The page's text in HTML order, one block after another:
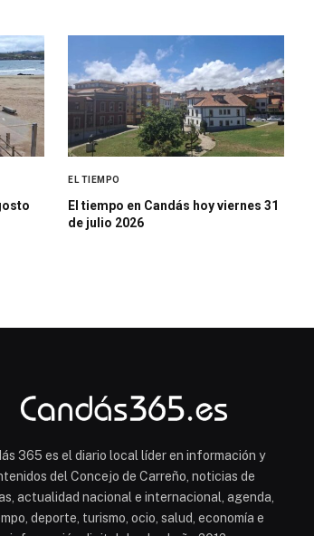
EL TIEMPO
El tiempo en Candás hoy viernes 31
de julio 2026
365 es el diario local líder en información y
del Concejo de Carreño, noticias de
actualidad nacional e internacional, agenda,
deporte, turismo, ocio, salud, economía e